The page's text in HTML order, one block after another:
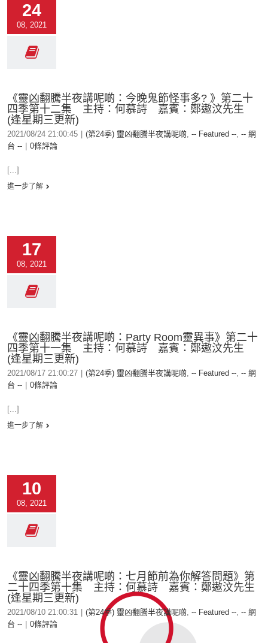
24
08, 2021
《靈凶翻騰半夜講呢啲：今晚鬼節怪事多? 》第二十
四季第十二集 主持：何慕詩 嘉賓：鄭遨汶先生
(逢星期三更新)
2021/08/24 21:00:45 (第24季) 靈凶翻騰半夜講呢啲, -- Featured --, -- 網
台 --
0條評論
[...]
進一步了解
17
08, 2021
《靈凶翻騰半夜講呢啲：Party Room靈異事》第二十
四季第十一集 主持：何慕詩 嘉賓：鄭遨汶先生
(逢星期三更新)
2021/08/17 21:00:27 (第24季) 靈凶翻騰半夜講呢啲, -- Featured --, -- 網
台 --
0條評論
[...]
進一步了解
10
08, 2021
《靈凶翻騰半夜講呢啲：七月節前為你解答問題》第
二十四季第十集 主持：何慕詩 嘉賓：鄭遨汶先生
(逢星期三更新)
2021/08/10 21:00:31 (第24季) 靈凶翻騰半夜講呢啲, -- Featured --, -- 網
台 --
0條評論